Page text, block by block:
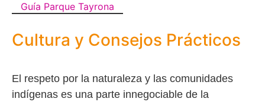
Guía Parque Tayrona
Cultura y Consejos Prácticos
El respeto por la naturaleza y las comunidades
indígenas es una parte innegociable de la